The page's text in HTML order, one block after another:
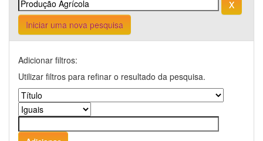
Iniciar uma nova pesquisa
Adicionar filtros:
Utilizar filtros para refinar o resultado da pesquisa.